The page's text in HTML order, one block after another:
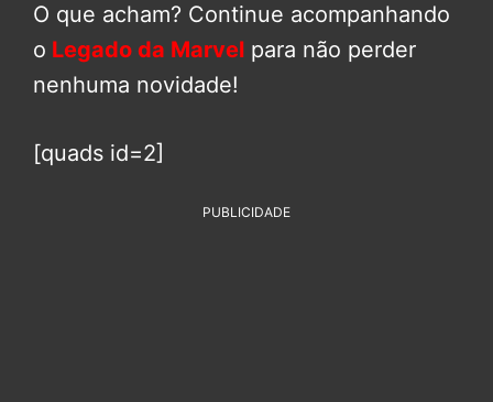
O que acham? Continue acompanhando
o Legado da Marvel para não perder
nenhuma novidade!
[quads id=2]
PUBLICIDADE